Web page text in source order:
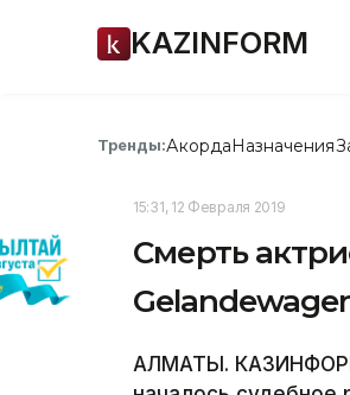
KAZINFORM
Тренды:АкордаНазначения
15:31, 12 Февраля 2019
Смерть
АЛМАТЫ.